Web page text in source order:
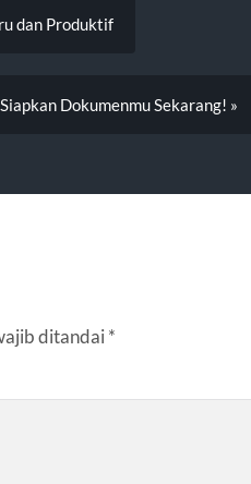
dan Produktif
Dokumenmu Sekarang! »
ditandai *